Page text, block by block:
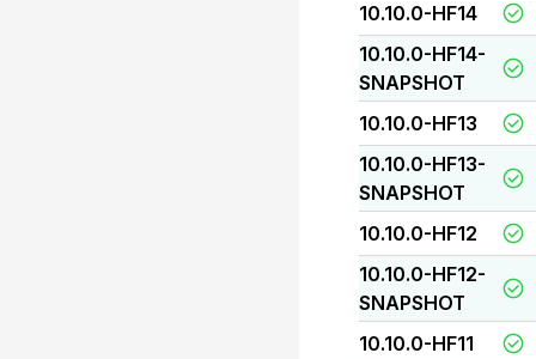
10.10.0-HF14
10.10.0-HF14-
SNAPSHOT
10.10.0-HF13
10.10.0-HF13-
SNAPSHOT
10.10.0-HF12
10.10.0-HF12-
SNAPSHOT
10.10.0-HF11